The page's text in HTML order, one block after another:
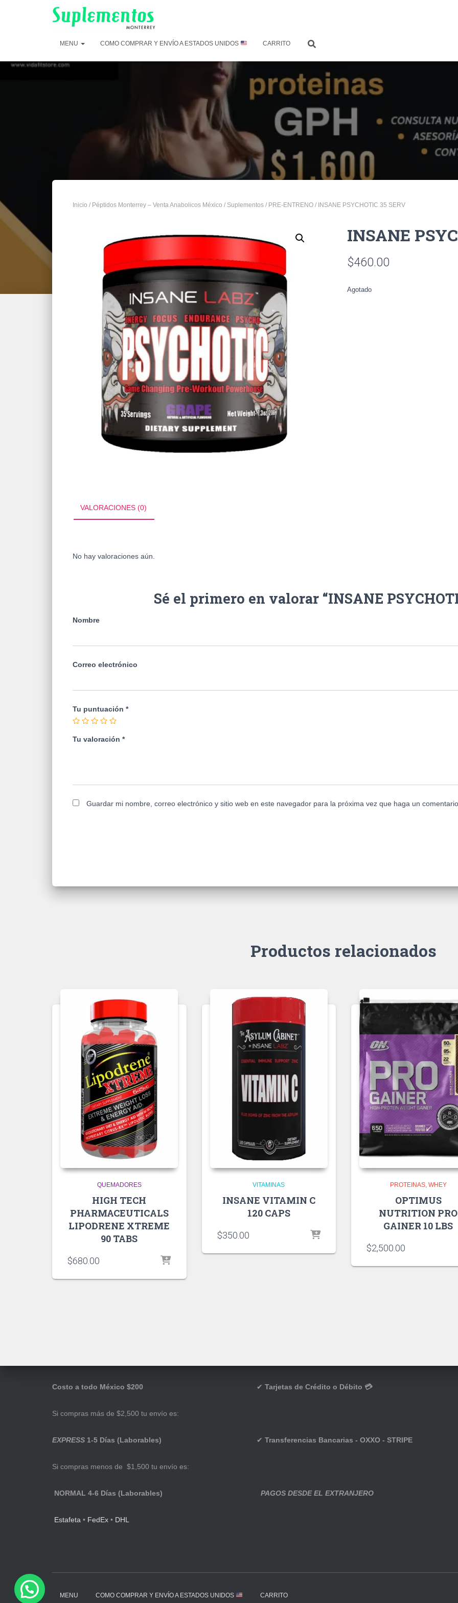
MENU COMO COMPRAR Y ENVÍO A ESTADOS UNIDOS CARRITO
Inicio / Péptidos Monterrey – Venta Anabolicos México / Suplementos / PRE-ENTRENO / INSANE PSYCHOTIC 35 SERV
INSANE
$460.00
Agotado
VALORACIONES (0)
No hay valoraciones aún.
Sé el primero en valorar “INSANE
Nombre
Correo electrónico
Tu puntuación *
Tu valoración *
Guardar mi nombre, correo electrónico y sitio web en este navegador para la próxima vez que haga un
Productos relacionados
QUEMADORES
HIGH TECH
PHARMACEUTICALS
LIPODRENE XTREME
90 TABS
$680.00
VITAMINAS
INSANE VITAMIN C
120 CAPS
$350.00
PROTEINAS WHEY
OPTIMUS
NUTRITION PRO
GAINER 10 LBS
$2,500.00
Costo a todo México $200
Si compras más de $2,500 tu envío es:
EXPRESS 1-5 Días (Laborables)
Si compras menos de $1,500 tu envío es:
NORMAL 4-6 Días (Laborables)
Estafeta • FedEx • DHL
✔ Tarjetas de Crédito o Débito 💳
✔ Transferencias Bancarias - OXXO - STRIPE
PAGOS DESDE EL EXTRANJERO
MENU COMO COMPRAR Y ENVÍO A ESTADOS UNIDOS CARRITO